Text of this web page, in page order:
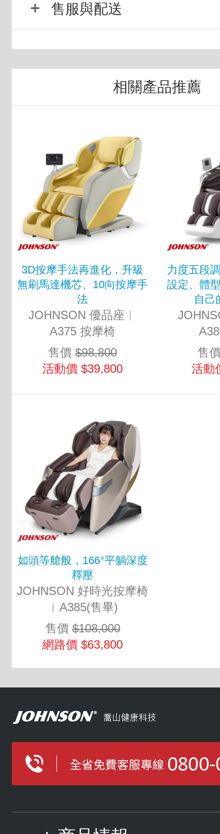
售服與配送
相關產品推薦
3D按摩手法再進化，升級
無刷馬達機芯、10向按摩手
法
JOHNSON 優品座︱
A375 按摩椅
售價 $98,800
活動價 $39,800
力度五段
設定、體
自己
售
活動
如頭等艙般，166°平躺深度
釋壓
JOHNSON 好時光按摩椅
︱A385(售畢)
售價$108,000
網路價 $63,800